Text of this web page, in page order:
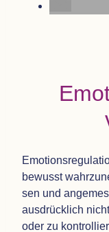
bewusst
sen und
aus­drück­lich
oder zu